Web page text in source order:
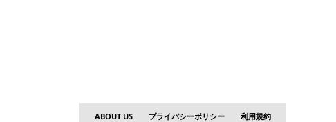
ABOUT US プライバシーポリシー 利用規約